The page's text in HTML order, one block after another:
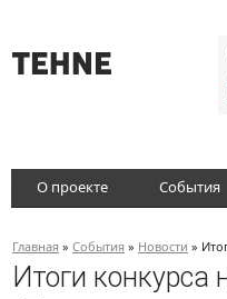
О проекте События
Главная » События » Новости »
Итоги